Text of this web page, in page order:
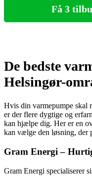
Få 3
De bedste
Helsingør-
Hvis din varmepumpe skal
er der flere dygtige og
kan hjælpe dig. Her er en
kan vælge den løsning, der
Gram Energi –
Gram Energi specialiserer